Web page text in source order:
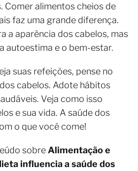
Comer alimentos cheios de
faz uma grande diferença.
a aparência dos cabelos, mas
autoestima e o bem-estar.
suas refeições, pense no
cabelos. Adote hábitos
Veja como isso
e sua vida. A saúde dos
o que você come!
sobre Alimentação e
influencia a saúde dos